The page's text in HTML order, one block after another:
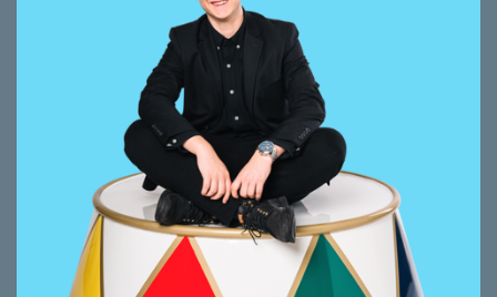
Beratungsschwerpunkte
Liegenschaftsbuchhaltung
Data-Handling / IT-Support
Projektorganisation
Seit 2018 bei smeyers, davor kaufmännische
Ausbildung; 2022 Aus- und Weiterbildung
zum Sachbearbeiter Rechnungswesen
Durch nichts zu stören, auch nicht durch
Störungen im Netz und in der IT. Ruhige